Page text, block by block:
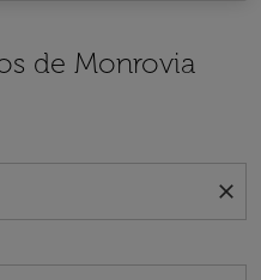
de Monrovia
close